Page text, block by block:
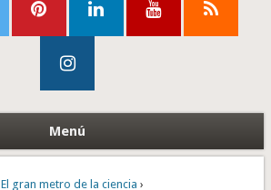
Menú
El gran metro de la ciencia ›